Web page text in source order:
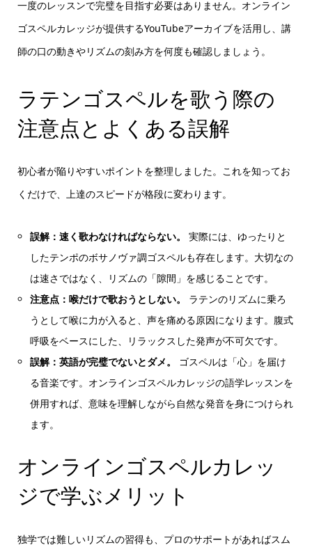
一度のレッスンで完璧を目指す必要はありません。オンライン
ゴスペルカレッジが提供するYouTubeアーカイブを活用し、講
師の口の動きやリズムの刻み方を何度も確認しましょう。
ラテンゴスペルを歌う際の
注意点とよくある誤解
初心者が陥りやすいポイントを整理しました。これを知ってお
くだけで、上達のスピードが格段に変わります。
誤解：速く歌わなければならない。
実際には、ゆったりと
したテンポのボサノヴァ調ゴスペルも存在します。大切なの
は速さではなく、リズムの「隙間」を感じることです。
注意点：喉だけで歌おうとしない。
ラテンのリズムに乗ろ
うとして喉に力が入ると、声を痛める原因になります。腹式
呼吸をベースにした、リラックスした発声が不可欠です。
誤解：英語が完璧でないとダメ。
ゴスペルは「心」を届け
る音楽です。オンラインゴスペルカレッジの語学レッスンを
併用すれば、意味を理解しながら自然な発音を身につけられ
ます。
オンラインゴスペルカレッ
ジで学ぶメリット
独学では難しいリズムの習得も、プロのサポートがあればスム